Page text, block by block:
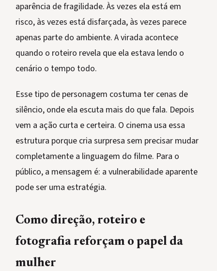
aparência de fragilidade. Às vezes ela está em
risco, às vezes está disfarçada, às vezes parece
apenas parte do ambiente. A virada acontece
quando o roteiro revela que ela estava lendo o
cenário o tempo todo.
Esse tipo de personagem costuma ter cenas de
silêncio, onde ela escuta mais do que fala. Depois
vem a ação curta e certeira. O cinema usa essa
estrutura porque cria surpresa sem precisar mudar
completamente a linguagem do filme. Para o
público, a mensagem é: a vulnerabilidade aparente
pode ser uma estratégia.
Como direção, roteiro e
fotografia reforçam o papel da
mulher